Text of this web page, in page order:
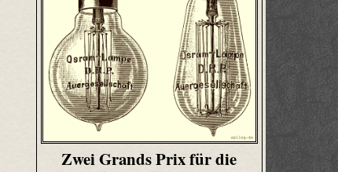
Zwei Grands Prix für die